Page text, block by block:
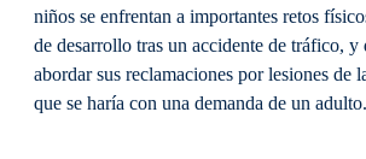
niños se enfrentan a importantes retos
de desarrollo tras un accidente de tráfico, y
abordar sus reclamaciones por lesiones de
que se haría con una demanda de un adulto.